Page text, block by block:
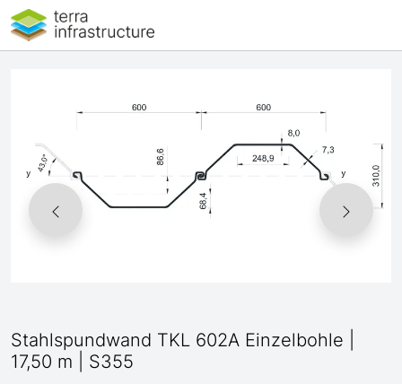
Stahlspundwand TKL 602A Einzelbohle |
17,50 m | S355